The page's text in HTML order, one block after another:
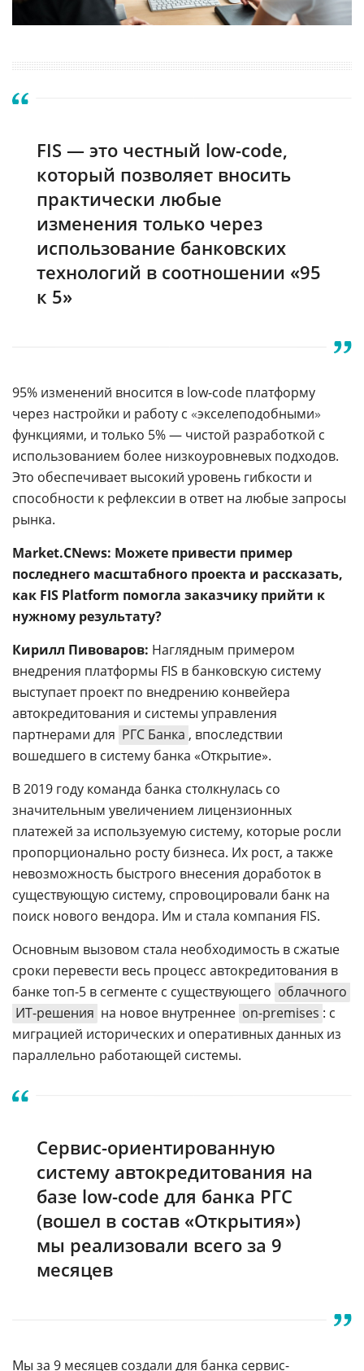
FIS — это честный low-code,
который позволяет вносить
практически любые
изменения только через
использование банковских
технологий в соотношении «95
к 5»
95% изменений вносится в low-code платформу
через настройки и работу с «экселеподобными»
функциями, и только 5% — чистой разработкой с
использованием более низкоуровневых подходов.
Это обеспечивает высокий уровень гибкости и
способности к рефлексии в ответ на любые запросы
рынка.
Market.CNews: Можете привести пример
последнего масштабного проекта и рассказать,
как FIS Platform помогла заказчику прийти к
нужному результату?
Кирилл Пивоваров: Наглядным примером
внедрения платформы FIS в банковскую систему
выступает проект по внедрению конвейера
автокредитования и системы управления
партнерами для РГС Банка , впоследствии
вошедшего в систему банка «Открытие».
В 2019 году команда банка столкнулась со
значительным увеличением лицензионных
платежей за используемую систему, которые росли
пропорционально росту бизнеса. Их рост, а также
невозможность быстрого внесения доработок в
существующую систему, спровоцировали банк на
поиск нового вендора. Им и стала компания FIS.
Основным вызовом стала необходимость в сжатые
сроки перевести весь процесс автокредитования в
банке топ-5 в сегменте с существующего облачного
ИТ-решения на новое внутреннее on-premises : с
миграцией исторических и оперативных данных из
параллельно работающей системы.
Сервис-ориентированную
систему автокредитования на
базе low-code для банка РГС
(вошел в состав «Открытия»)
мы реализовали всего за 9
месяцев
Мы за 9 месяцев создали для банка сервис-